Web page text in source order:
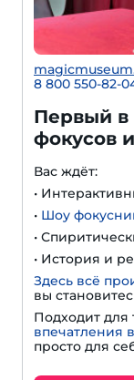
8 800 550-82-
Первый в
фокусов
Вас ждёт:
•
• Шоу
•
• История и
Здесь всё
вы
Подходит для
впечатления
просто для